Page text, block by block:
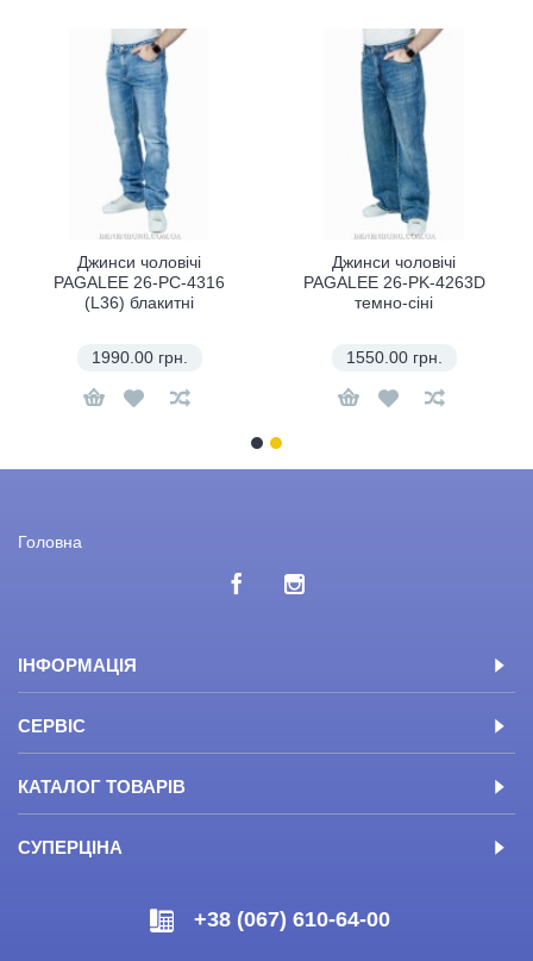
Джинси чоловічі
PAGALEE 26-PC-4316
(L36) блакитні
1990.00 грн.
Джинси чоловічі
PAGALEE 26-PK-4263D
темно-сіні
1550.00 грн.
Головна
ІНФОРМАЦІЯ
СЕРВІС
КАТАЛОГ ТОВАРІВ
СУПЕРЦІНА
+38 (067) 610-64-00